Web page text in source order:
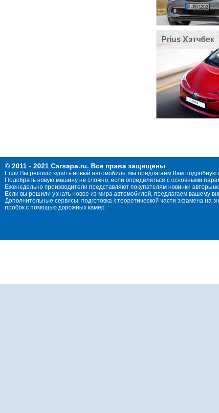
Prius Хэтчбек
© 2011 - 2021 Carsapa.ru. Все права защищены
Если Вы решили купить новый автомобиль, мы предлагаем Вам
Подобрать новую машину не сложно, если определиться с основными
Еженедельно производители представляют покупателям новинки
Если вы решили узнать новое из мира автомобилей, предлагаем вашему
Дополнительные сервисы: подготовка к теоретической части экзамена
пробок с помощью дорожных камер.